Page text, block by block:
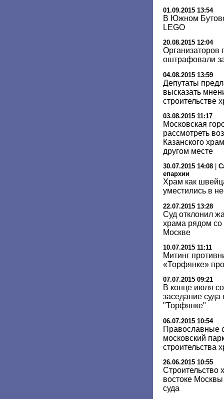
01.09.2015 13:54
В Южном
LEGO
20.08.2015 12:04
Организаторов
оштрафовали
04.08.2015 13:59
Депутаты
высказать
строительстве
03.08.2015 11:17
Московская
рассмотреть
Казанского
другом месте
30.07.2015 14:08
епархии
Храм как
уместились в
22.07.2015 13:28
Суд отклонил
храма рядом со
Москве
10.07.2015 11:11
Митинг
«Торфянке»
07.07.2015 09:21
В конце июля
заседание
"Торфянке"
06.07.2015 10:54
Православные
московский
строительства
26.06.2015 10:55
Строительство
востоке
суда